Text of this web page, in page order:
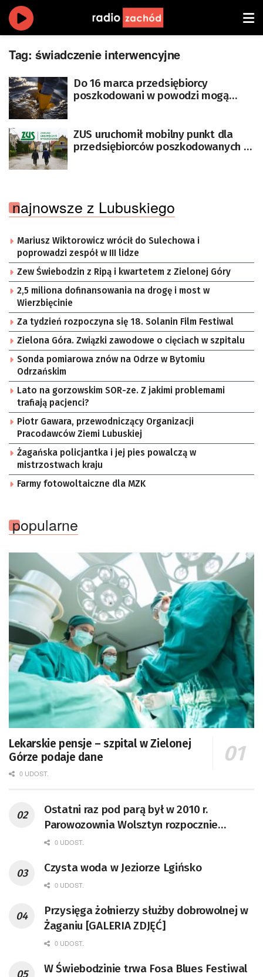
Tag: świadczenie interwencyjne
Do 16 marca przedsiębiorcy
poszkodowani w powodzi mogą
ZUS uruchomił mobilny punkt dla
przedsiębiorców poszkodowanych w
najnowsze z Lubuskiego
Mariusz Wiktorowicz wrócił do Sulechowa i
poprowadzi zespół w III lidze
Zew Świebodzin z Ripą i kwartetem z Zielonej Góry
2,5 miliona dofinansowania na drogę i most w
Wierzbięcinie
Za tydzień rozpoczyna się 18. Solanin Film Festiwal
Zielona Góra. Związki zawodowe o cięciach w szpitalu
Sonda pomiarowa znów na Odrze w Bytomiu
Odrzańskim
Lato na gorzowskim SOR-ze. Z jakimi problemami
trafiają pacjenci?
Piotr Gawara, przewodniczący Organizacji
Pracodawców Ziemi Lubuskiej
Żagańska policjantka i jej pies powalczą w
mistrzostwach kraju
Farmy fotowoltaiczne dla MZK
popularne
Lekarskie pensje – szpital w Zielonej
Górze podaje dane
0 UDOST.
Ostatni raz pod parą był w 2010 r.
Parowozownia Wolsztyn rozpocznie
remont unikatowego Tr5-65
0 UDOST.
Czysta woda w Jeziorze Lgińsko
0 UDOST.
Przysięga żołnierzy służby dobrowolnej w
Żaganiu [GALERIA ZDJĘĆ]
0 UDOST.
W Świebodzinie trwa Fosa Blues Festiwal